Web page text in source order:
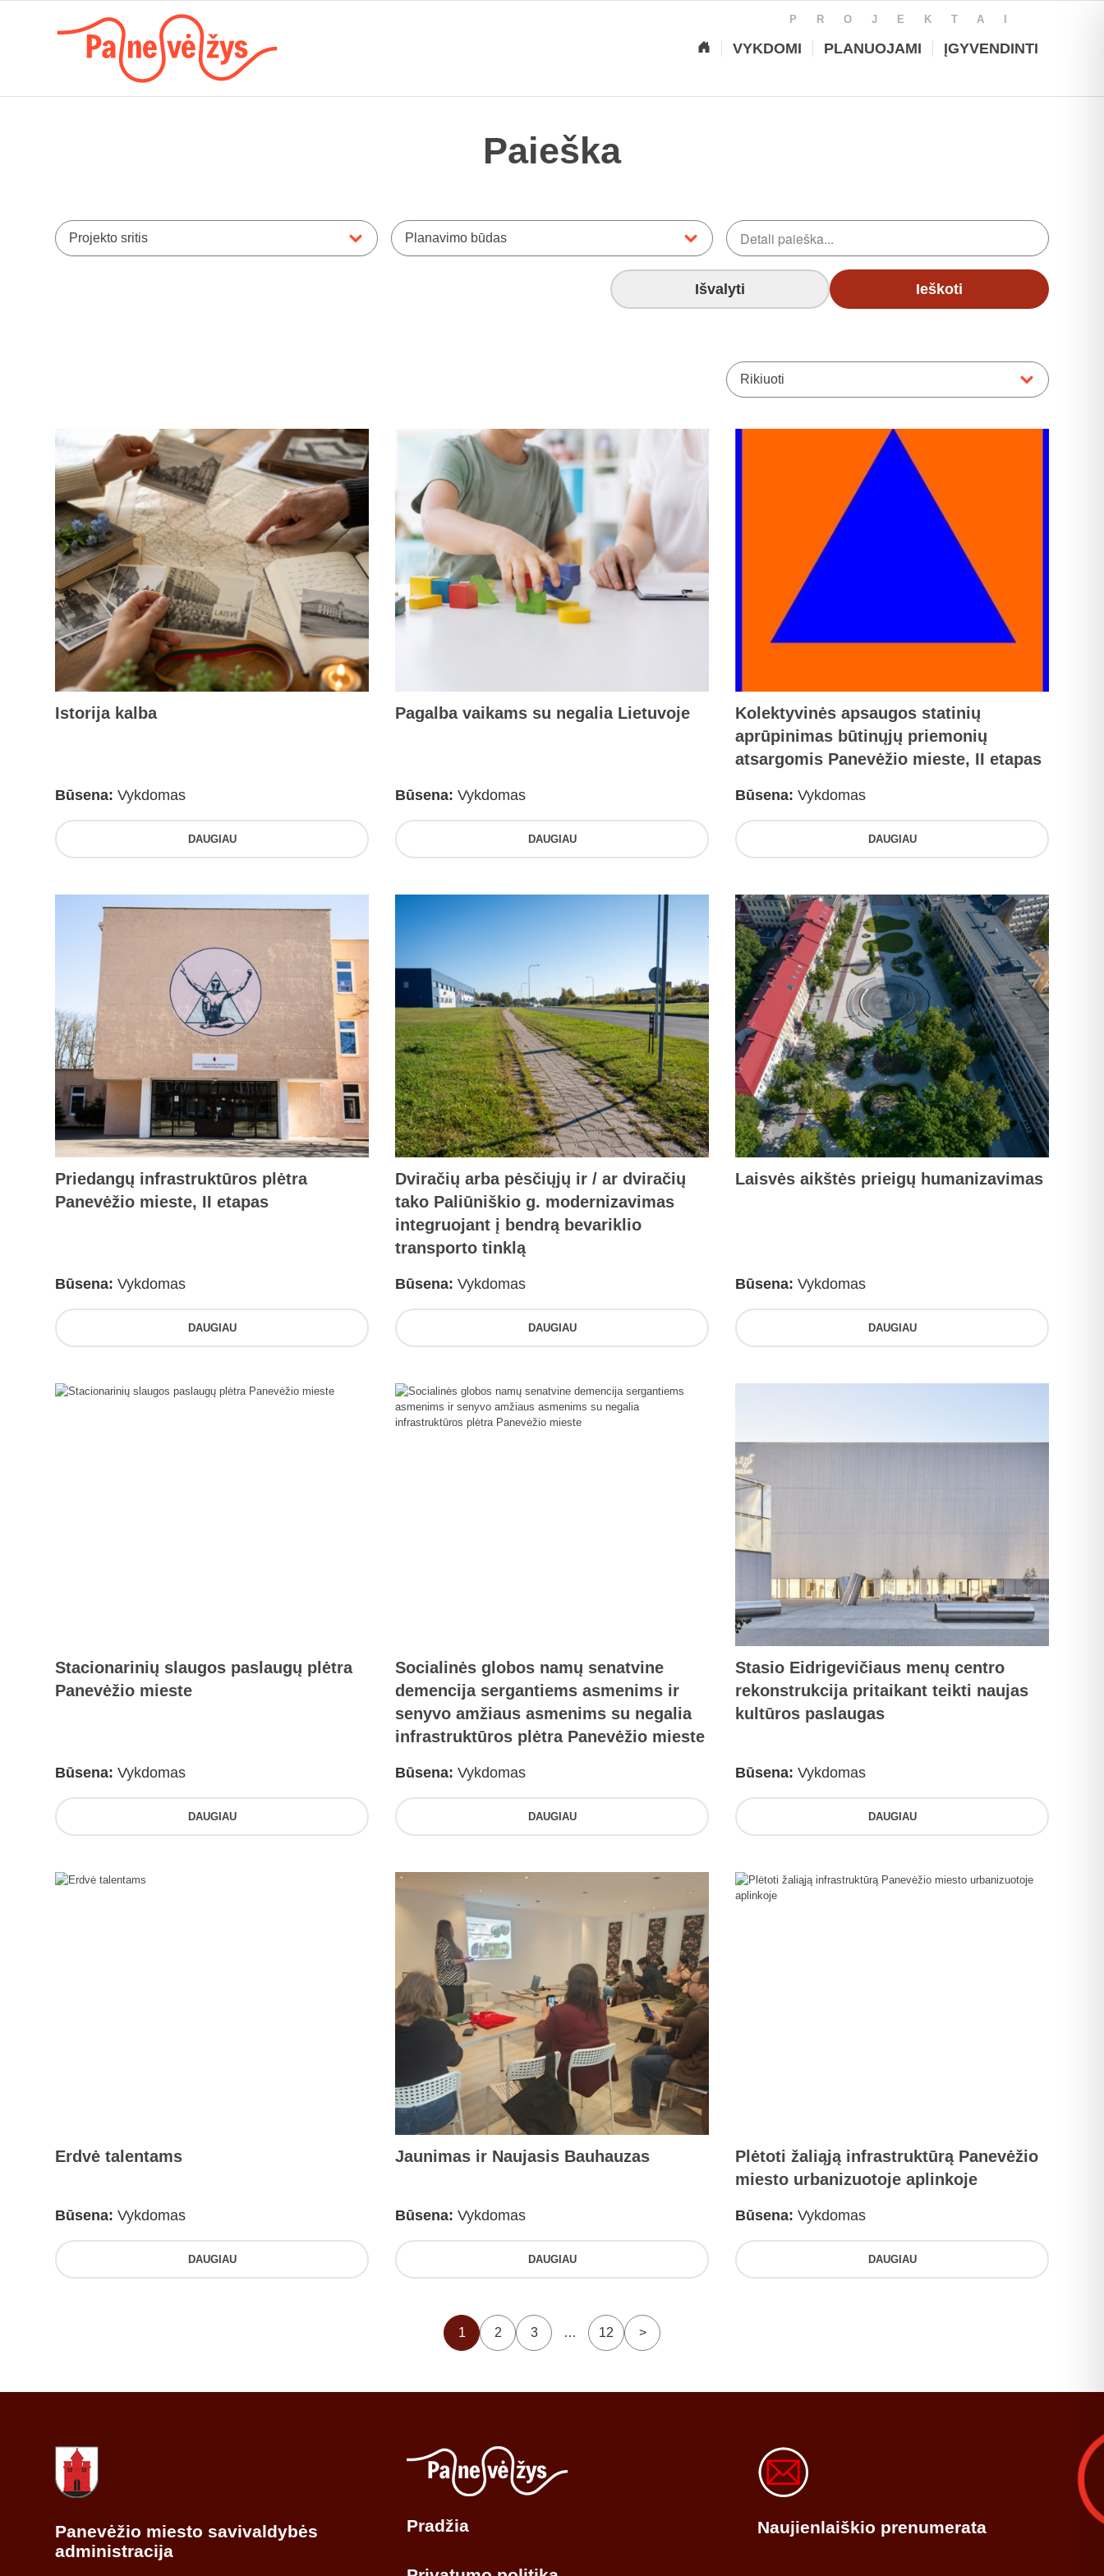
PROJEKTAI
VYKDOMI PLANUOJAMI ĮGYVENDINTI
Paieška
Projekto sritis Planavimo būdas
Išvalyti Ieškoti
Rikiuoti
Istorija kalba
Būsena: Vykdomas
DAUGIAU
Pagalba vaikams su negalia Lietuvoje
Būsena: Vykdomas
DAUGIAU
Kolektyvinės apsaugos statinių
aprūpinimas būtinųjų priemonių
atsargomis Panevėžio mieste, II etapas
Būsena: Vykdomas
DAUGIAU
Priedangų infrastruktūros plėtra
Panevėžio mieste, II etapas
Būsena: Vykdomas
DAUGIAU
Dviračių arba pėsčiųjų ir / ar dviračių
tako Paliūniškio g. modernizavimas
integruojant į bendrą bevariklio
transporto tinklą
Būsena: Vykdomas
DAUGIAU
Laisvės aikštės prieigų humanizavimas
Būsena: Vykdomas
DAUGIAU
Stacionarinių slaugos paslaugų plėtra
Panevėžio mieste
Būsena: Vykdomas
DAUGIAU
Socialinės globos namų senatvine
demencija sergantiems asmenims ir
senyvo amžiaus asmenims su negalia
infrastruktūros plėtra Panevėžio mieste
Būsena: Vykdomas
DAUGIAU
Stasio Eidrigevičiaus menų centro
rekonstrukcija pritaikant teikti naujas
kultūros paslaugas
Būsena: Vykdomas
DAUGIAU
Erdvė talentams
Būsena: Vykdomas
DAUGIAU
Jaunimas ir Naujasis Bauhauzas
Būsena: Vykdomas
DAUGIAU
Plėtoti žaliąją infrastruktūrą Panevėžio
miesto urbanizuotoje aplinkoje
Būsena: Vykdomas
DAUGIAU
1 2 3 … 12 >
Panevėžio miesto savivaldybės
administracija
Pradžia Naujienlaiškio prenumerata